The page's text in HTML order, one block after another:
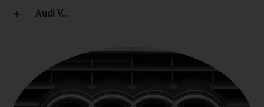
Audi V...